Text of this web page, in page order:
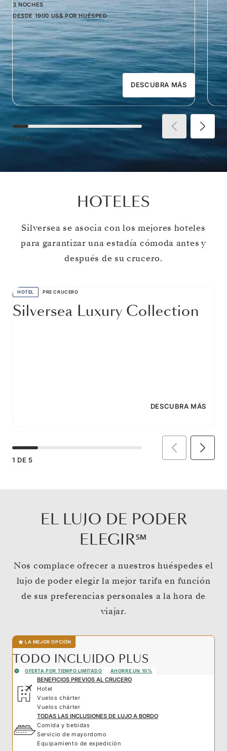
3 NOCHES
DESDE 1900 US$ POR HUÉSPED
DESCUBRA MÁS
1 DE 8
HOTELES
Silversea se asocia con los mejores hoteles
para garantizar una estadía cómoda antes y
después de su crucero.
HOTEL PRE CRUCERO
Silversea Luxury Collection
DESCUBRA MÁS
1 DE 5
EL LUJO DE PODER
ELEGIR℠
Nos complace ofrecer a nuestros huéspedes el
lujo de poder elegir la mejor tarifa en función
de sus preferencias personales a la hora de
viajar.
LA MEJOR OPCIÓN
TODO INCLUIDO PLUS
OFERTA POR TIEMPO LIMITADO AHORRE UN 10%
BENEFICIOS PREVIOS AL CRUCERO
Hotel
Vuelos chárter
Vuelos chárter
TODAS LAS INCLUSIONES DE LUJO A BORDO
Comida y bebidas
Servicio de mayordomo
Equipamiento de expedición